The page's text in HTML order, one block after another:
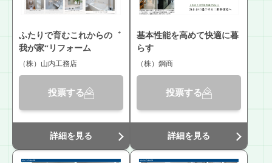
ふたりで育むこれからの゛
我が家“リフォーム
（株）山内工務店
投票する
詳細を見る
基本性能を高めて快適に暮
らす
（株）鋼商
投票する
詳細を見る